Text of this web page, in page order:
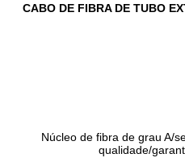
CABO DE FIBRA DE TUBO
Núcleo de fibra de grau A/
qualidade/